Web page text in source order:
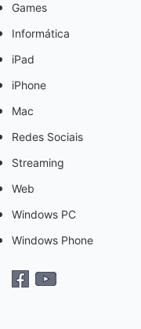
Games
Informática
iPad
iPhone
Mac
Redes Sociais
Streaming
Web
Windows PC
Windows Phone